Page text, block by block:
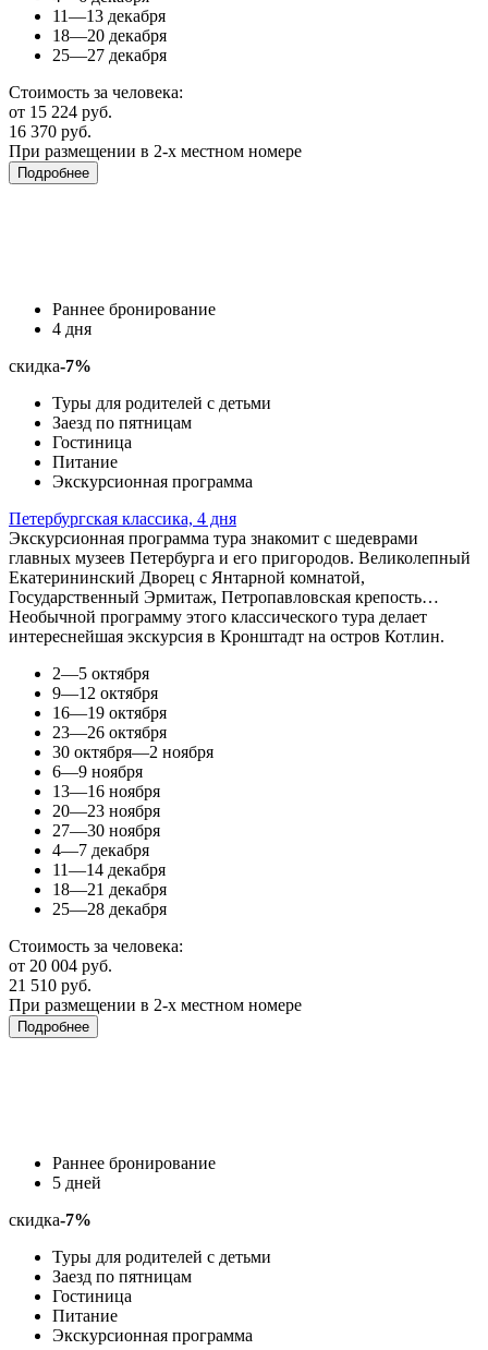
11—13 декабря
18—20 декабря
25—27 декабря
Стоимость за человека:
от 15 224 руб.
16 370 руб.
При размещении в 2-х местном номере
Подробнее
Раннее бронирование
4 дня
скидка-7%
Туры для родителей с детьми
Заезд по пятницам
Гостиница
Питание
Экскурсионная программа
Петербургская классика, 4 дня
Экскурсионная программа тура знакомит с шедеврами
главных музеев Петербурга и его пригородов. Великолепный
Екатерининский Дворец с Янтарной комнатой,
Государственный Эрмитаж, Петропавловская крепость…
Необычной программу этого классического тура делает
интереснейшая экскурсия в Кронштадт на остров Котлин.
2—5 октября
9—12 октября
16—19 октября
23—26 октября
30 октября—2 ноября
6—9 ноября
13—16 ноября
20—23 ноября
27—30 ноября
4—7 декабря
11—14 декабря
18—21 декабря
25—28 декабря
Стоимость за человека:
от 20 004 руб.
21 510 руб.
При размещении в 2-х местном номере
Подробнее
Раннее бронирование
5 дней
скидка-7%
Туры для родителей с детьми
Заезд по пятницам
Гостиница
Питание
Экскурсионная программа